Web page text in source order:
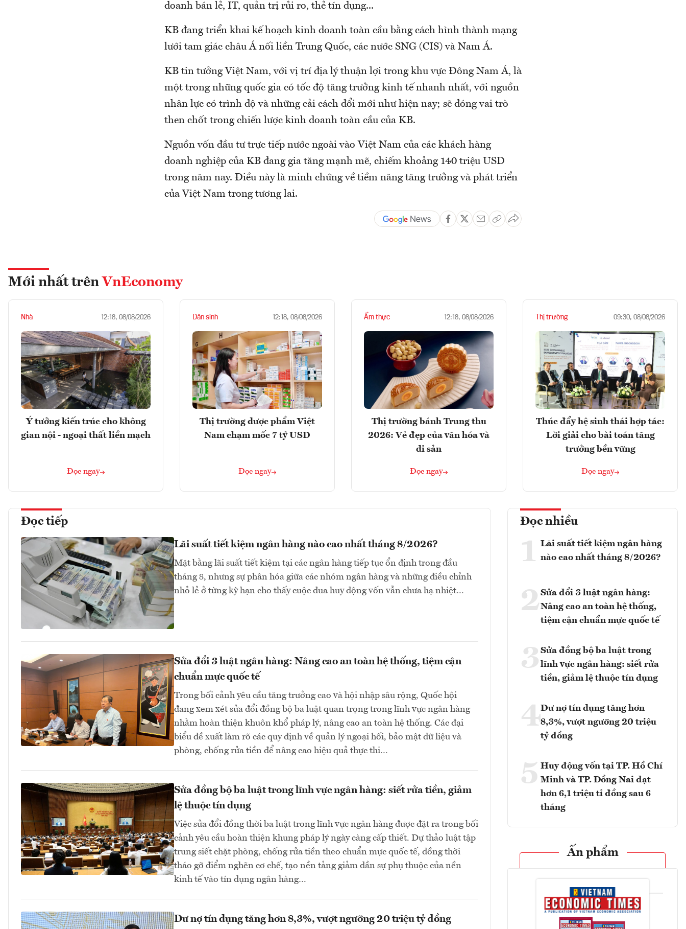
doanh bán lẻ, IT, quản trị rủi ro, thẻ tín dụng...
KB đang triển khai kế hoạch kinh doanh toàn cầu bằng cách hình thành mạng
lưới tam giác châu Á nối liền Trung Quốc, các nước SNG (CIS) và Nam Á.
KB tin tưởng Việt Nam, với vị trí địa lý thuận lợi trong khu vực Đông Nam Á, là
một trong những quốc gia có tốc độ tăng trưởng kinh tế nhanh nhất, với nguồn
nhân lực có trình độ và những cải cách đổi mới như hiện nay; sẽ đóng vai trò
then chốt trong chiến lược kinh doanh toàn cầu của KB.
Nguồn vốn đầu tư trực tiếp nước ngoài vào Việt Nam của các khách hàng
doanh nghiệp của KB đang gia tăng mạnh mẽ, chiếm khoảng 140 triệu USD
trong năm nay. Điều này là minh chứng về tiềm năng tăng trưởng và phát triển
của Việt Nam trong tương lai.
Mới nhất trên VnEconomy
Nhà 12:18, 08/08/2026
Ý tưởng kiến trúc cho không
gian nội - ngoại thất liền mạch
Đọc ngay
Dân sinh 12:18, 08/08/2026
Thị trường dược phẩm Việt
Nam chạm mốc 7 tỷ USD
Đọc ngay
Ẩm thực 12:18, 08/08/2026
Thị trường bánh Trung thu
2026: Vẻ đẹp của văn hóa và
di sản
Đọc ngay
Thị trường 09:30, 08/08/2026
Thúc đẩy hệ sinh thái hợp tác:
Lời giải cho bài toán tăng
trưởng bền vững
Đọc ngay
Đọc tiếp
Lãi suất tiết kiệm ngân hàng nào cao nhất tháng 8/2026?
Mặt bằng lãi suất tiết kiệm tại các ngân hàng tiếp tục ổn định trong đầu
tháng 8, nhưng sự phân hóa giữa các nhóm ngân hàng và những điều chỉnh
nhỏ lẻ ở từng kỳ hạn cho thấy cuộc đua huy động vốn vẫn chưa hạ nhiệt…
Sửa đổi 3 luật ngân hàng: Nâng cao an toàn hệ thống, tiệm cận
chuẩn mực quốc tế
Trong bối cảnh yêu cầu tăng trưởng cao và hội nhập sâu rộng, Quốc hội
đang xem xét sửa đổi đồng bộ ba luật quan trọng trong lĩnh vực ngân hàng
nhằm hoàn thiện khuôn khổ pháp lý, nâng cao an toàn hệ thống. Các đại
biểu đề xuất làm rõ các quy định về quản lý ngoại hối, bảo mật dữ liệu và
phòng, chống rửa tiền để nâng cao hiệu quả thực thi…
Sửa đồng bộ ba luật trong lĩnh vực ngân hàng: siết rửa tiền, giảm
lệ thuộc tín dụng
Việc sửa đổi đồng thời ba luật trong lĩnh vực ngân hàng được đặt ra trong bối
cảnh yêu cầu hoàn thiện khung pháp lý ngày càng cấp thiết. Dự thảo luật tập
trung siết chặt phòng, chống rửa tiền theo chuẩn mực quốc tế, đồng thời
tháo gỡ điểm nghẽn cơ chế, tạo nền tảng giảm dần sự phụ thuộc của nền
kinh tế vào tín dụng ngân hàng…
Dư nợ tín dụng tăng hơn 8,3%, vượt ngưỡng 20 triệu tỷ đồng
Đọc nhiều
1 Lãi suất tiết kiệm ngân hàng
nào cao nhất tháng 8/2026?
2Sửa đổi 3 luật ngân hàng:
Nâng cao an toàn hệ thống,
tiệm cận chuẩn mực quốc tế
3 Sửa đồng bộ ba luật trong
lĩnh vực ngân hàng: siết rửa
tiền, giảm lệ thuộc tín dụng
4Dư nợ tín dụng tăng hơn
8,3%, vượt ngưỡng 20 triệu
tỷ đồng
5 Huy động vốn tại TP. Hồ Chí
Minh và TP. Đồng Nai đạt
hơn 6,1 triệu tỉ đồng sau 6
tháng
Ấn phẩm